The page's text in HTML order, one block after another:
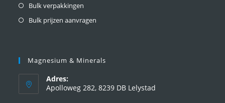
Bulk verpakkingen
Bulk prijzen aanvragen
Magnesium & Minerals
Adres:
Apolloweg 282, 8239 DB Lelystad